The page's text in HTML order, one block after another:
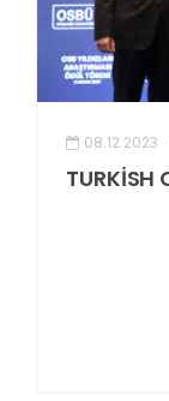
08.12.2023
TURKİSH